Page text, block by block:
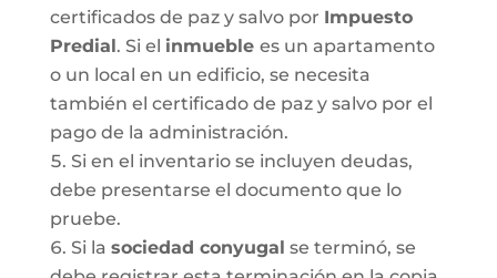
certificados de paz y salvo por Impuesto
Predial. Si el inmueble es un apartamento
o un local en un edificio, se necesita
también el certificado de paz y salvo por el
pago de la administración.
Si en el inventario se incluyen deudas,
debe presentarse el documento que lo
pruebe.
Si la sociedad conyugal se terminó, se